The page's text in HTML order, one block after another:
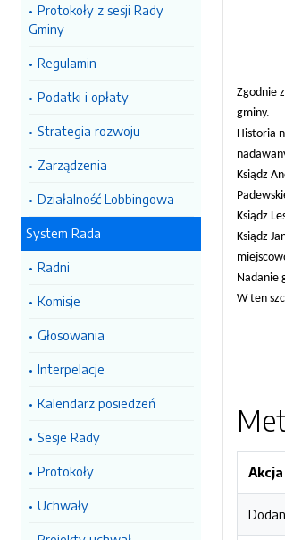
Protokoły z sesji Rady
Gminy
Regulamin
Podatki i opłaty
Strategia rozwoju
Zarządzenia
Działalność Lobbingowa
System Rada
Radni
Komisje
Głosowania
Interpelacje
Kalendarz posiedzeń
Sesje Rady
Protokoły
Uchwały
Zgodnie
gminy.
Historia
Ksiądz
Ksiądz
Ksiądz
Nadanie
W ten
Akcja